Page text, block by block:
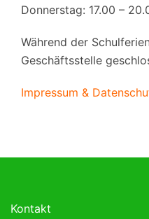
Donnerstag: 17.00 –
Während der
Geschäftsstelle
Impressum &
Kontakt